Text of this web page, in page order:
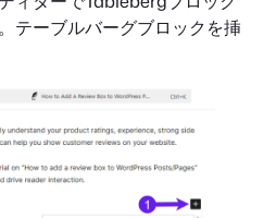
テーブルバーグブロックを挿